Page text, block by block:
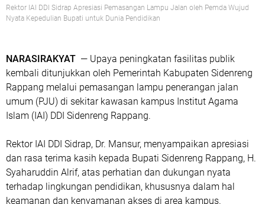
Rektor IAI DDI Sidrap Apresiasi Pemasangan Lampu Jalan oleh Pemda Wujud
Nyata Kepedulian Bupati untuk Dunia Pendidikan
NARASIRAKYAT — Upaya peningkatan fasilitas publik
kembali ditunjukkan oleh Pemerintah Kabupaten Sidenreng
Rappang melalui pemasangan lampu penerangan jalan
umum (PJU) di sekitar kawasan kampus Institut Agama
Islam (IAI) DDI Sidenreng Rappang.
Rektor IAI DDI Sidrap, Dr. Mansur, menyampaikan apresiasi
dan rasa terima kasih kepada Bupati Sidenreng Rappang, H.
Syaharuddin Alrif, atas perhatian dan dukungan nyata
terhadap lingkungan pendidikan, khususnya dalam hal
keamanan dan kenyamanan akses di area kampus.